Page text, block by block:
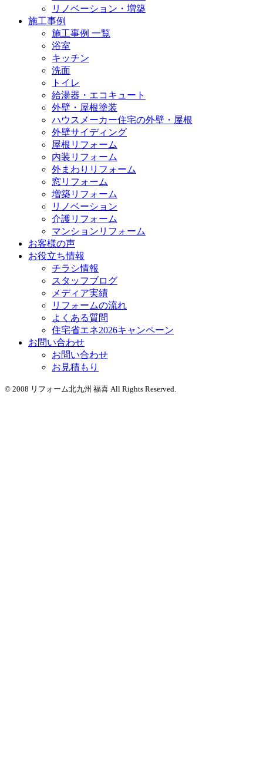
リノベーション・増築
施工事例
施工事例 一覧
浴室
キッチン
洗面
トイレ
給湯器・エコキュート
外壁・屋根塗装
ハウスメーカー住宅の外壁・屋根
外壁サイディング
屋根リフォーム
内装リフォーム
外まわりリフォーム
窓リフォーム
増築リフォーム
リノベーション
介護リフォーム
マンションリフォーム
お客様の声
お役立ち情報
チラシ情報
スタッフブログ
メディア実績
リフォームの流れ
よくある質問
住宅省エネ2026キャンペーン
お問い合わせ
お問い合わせ
お見積もり
© 2008 リフォーム北九州 福喜 All Rights Reserved.